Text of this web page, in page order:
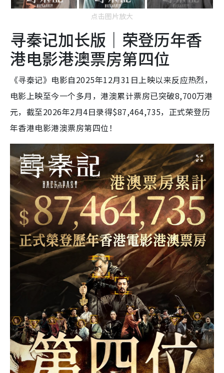
点击图片放大
寻秦记加长版｜荣登历年香
港电影港澳票房第四位
《寻秦记》电影自2025年12月31日上映以来反应热烈，
电影上映至今一个多月，港澳累计票房已突破8,700万港
元，截至2026年2月4日录得$87,464,735，正式荣登历
年香港电影港澳票房第四位！